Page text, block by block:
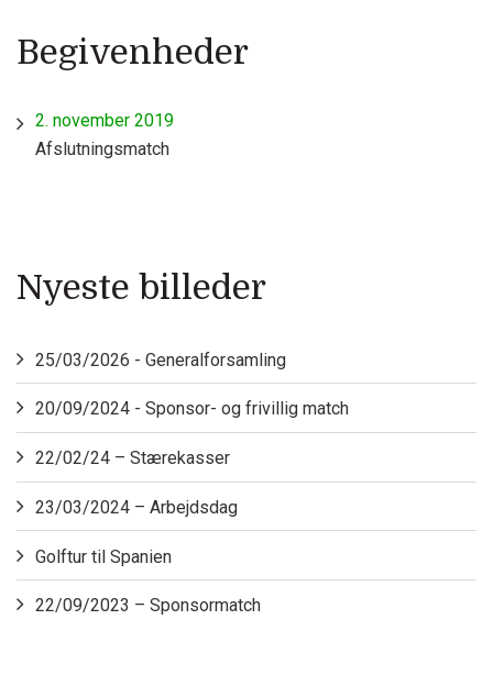
Begivenheder
2. november 2019
Afslutningsmatch
Nyeste billeder
25/03/2026 - Generalforsamling
20/09/2024 - Sponsor- og frivillig match
22/02/24 – Stærekasser
23/03/2024 – Arbejdsdag
Golftur til Spanien
22/09/2023 – Sponsormatch